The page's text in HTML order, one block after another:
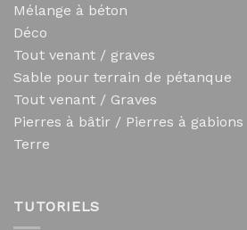
Mélange à béton
Déco
Tout venant / graves
Sable pour terrain de pétanque
Tout venant / Graves
Pierres à bâtir / Pierres à gabions
Terre
TUTORIELS